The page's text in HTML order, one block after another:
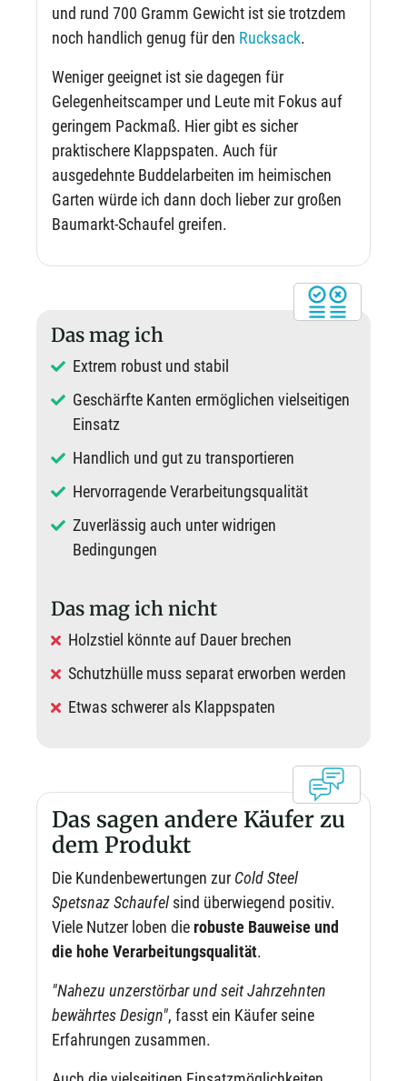
und rund 700 Gramm Gewicht ist sie trotzdem
noch handlich genug für den Rucksack.
Weniger geeignet ist sie dagegen für
Gelegenheitscamper und Leute mit Fokus auf
geringem Packmaß. Hier gibt es sicher
praktischere Klappspaten. Auch für
ausgedehnte Buddelarbeiten im heimischen
Garten würde ich dann doch lieber zur großen
Baumarkt-Schaufel greifen.
Das mag ich
Extrem robust und stabil
Geschärfte Kanten ermöglichen vielseitigen
Einsatz
Handlich und gut zu transportieren
Hervorragende Verarbeitungsqualität
Zuverlässig auch unter widrigen
Bedingungen
Das mag ich nicht
Holzstiel könnte auf Dauer brechen
Schutzhülle muss separat erworben werden
Etwas schwerer als Klappspaten
Das sagen andere Käufer zu
dem Produkt
Die Kundenbewertungen zur Cold Steel
Spetsnaz Schaufel sind überwiegend positiv.
Viele Nutzer loben dierobuste Bauweise und
die hohe Verarbeitungsqualität.
"Nahezu unzerstörbar und seit Jahrzehnten
bewährtes Design", fasst ein Käufer seine
Erfahrungen zusammen.